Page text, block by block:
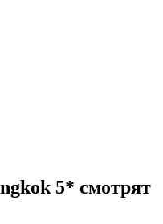
5* смотрят